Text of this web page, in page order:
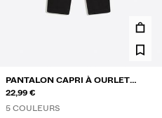
PANTALON CAPRI À OURLET
FENDU
22,99 €
5 COULEURS